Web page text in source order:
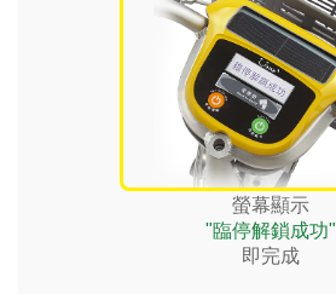
螢幕顯示
"臨停解鎖成功"
即完成